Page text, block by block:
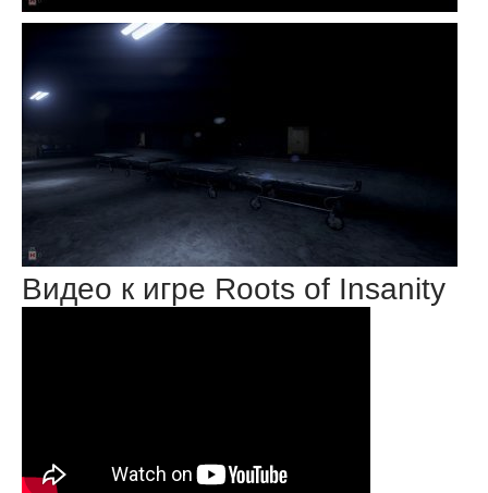
Видео к игре Roots of Insanity